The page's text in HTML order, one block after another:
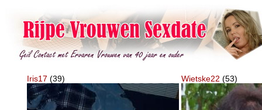
Iris17 (39) Wietske22 (53)